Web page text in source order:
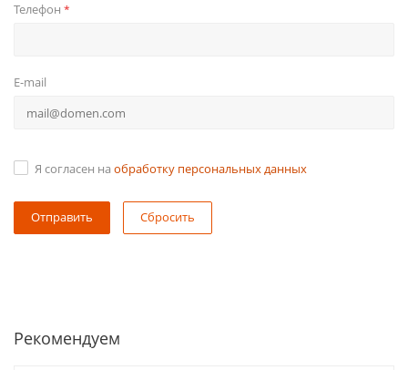
Телефон *
E-mail
Я согласен на обработку персональных данных
Сбросить
Рекомендуем